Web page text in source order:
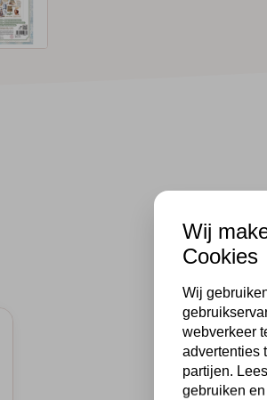
Wij
Cookies
Wij
webverkeer
advertenties
partijen.
gebruiken